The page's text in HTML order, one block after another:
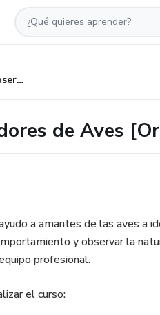
Programa para Observadores de Aves [Ornitología Básica]
de Aves
a amantes de las aves a
y observar la
profesional.
el curso: